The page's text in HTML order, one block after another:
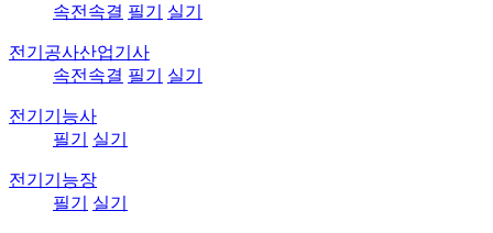
속전속결 필기 실기
전기공사산업기사
속전속결 필기 실기
전기기능사
필기
실기
전기기능장
필기
실기